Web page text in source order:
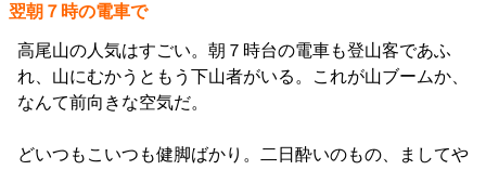
翌朝７時の電車で
高尾山の人気はすごい。朝７時台の電車も登山客であふ
れ、山にむかうともう下山者がいる。これが山ブームか、
なんて前向きな空気だ。
どいつもこいつも健脚ばかり。二日酔いのもの、ましてや